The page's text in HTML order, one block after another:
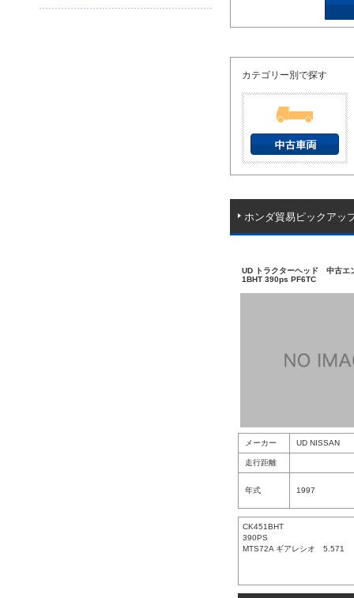
カテゴリー別で探す
ホンダ貿易ピックアッ
UD トラクターヘッド 中古
1BHT 390ps PF6TC
メーカー UD NISSAN
走行距離
年式 1997
CK451BHT
390PS
MTS72A ギアレシオ 5.571